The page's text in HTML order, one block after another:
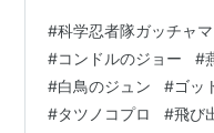
りのことである。いま
いを うけ、あく人と
を まとう、科学忍者隊
の のりものも、どうじ
#科学忍者隊ガッチャ
#コンドルのジョー #
#白鳥のジュン #ゴッ
#タツノコプロ #飛び